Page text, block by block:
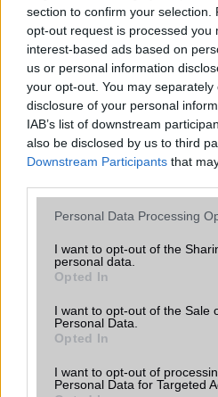
section to confirm your selection.
opt-out request is processed you
interest-based ads based on
us or personal information
your opt-out. You may
disclosure of your personal
IAB’s list of downstream
also be disclosed by us to third
Downstream Participants that
Please note that this website/app
not limited to your visit or usage
grant or deny consent to Google
use your data for below specified
consent section.
Personal Data Processing
I want to opt-out of the
personal data.
Opted In
I want to opt-out of the Sale
Personal Data.
Opted In
I want to opt-out of
Personal Data for Targeted
Nelly
245.000
Samsung